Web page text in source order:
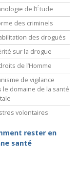
de l’Étude
des criminels
des drogués
sur la drogue
de l’Homme
de vigilance
le domaine de la santé
volontaires
rester en
santé